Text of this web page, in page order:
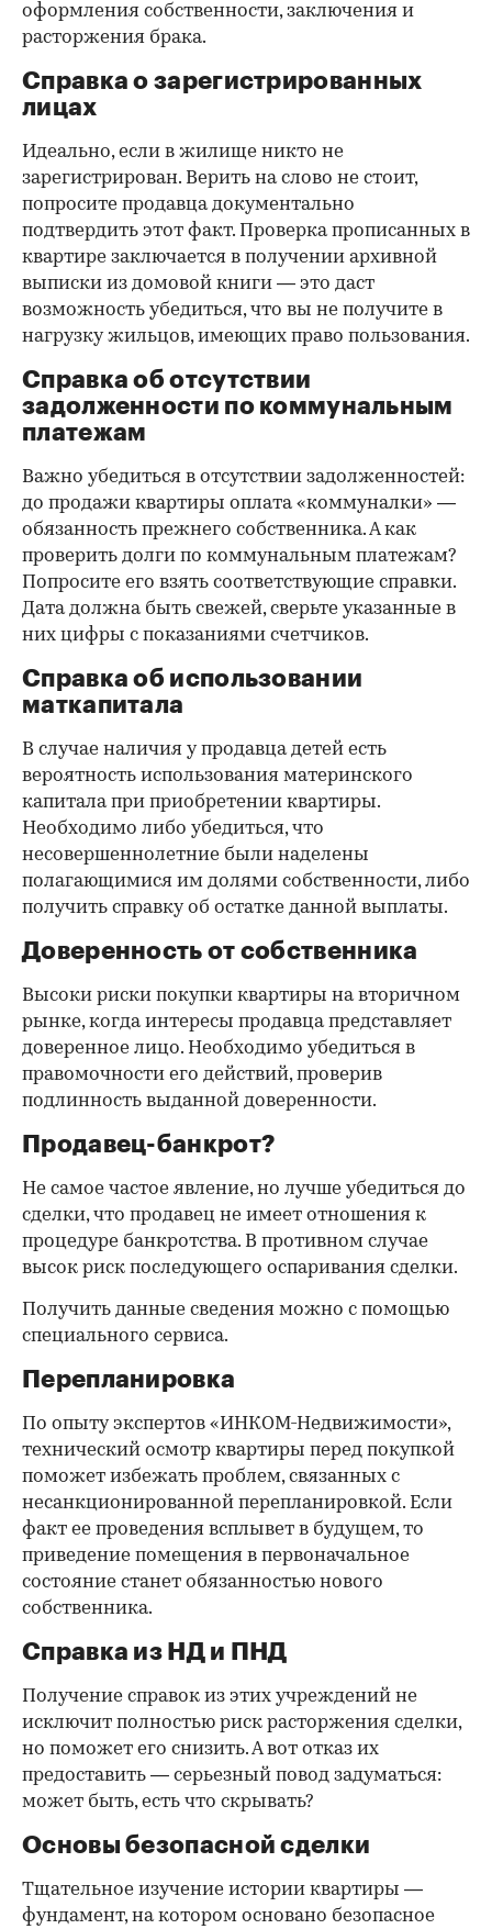
оформления собственности, заключения и
расторжения брака.
Справка о зарегистрированных
лицах
Идеально, если в жилище никто не
зарегистрирован. Верить на слово не стоит,
попросите продавца документально
подтвердить этот факт. Проверка прописанных в
квартире заключается в получении архивной
выписки из домовой книги — это даст
возможность убедиться, что вы не получите в
нагрузку жильцов, имеющих право пользования.
Справка об отсутствии
задолженности по коммунальным
платежам
Важно убедиться в отсутствии задолженностей:
до продажи квартиры оплата «коммуналки» —
обязанность прежнего собственника. А как
проверить долги по коммунальным платежам?
Попросите его взять соответствующие справки.
Дата должна быть свежей, сверьте указанные в
них цифры с показаниями счетчиков.
Справка об использовании
маткапитала
В случае наличия у продавца детей есть
вероятность использования материнского
капитала при приобретении квартиры.
Необходимо либо убедиться, что
несовершеннолетние были наделены
полагающимися им долями собственности, либо
получить справку об остатке данной выплаты.
Доверенность от собственника
Высоки риски покупки квартиры на вторичном
рынке, когда интересы продавца представляет
доверенное лицо. Необходимо убедиться в
правомочности его действий, проверив
подлинность выданной доверенности.
Продавец-банкрот?
Не самое частое явление, но лучше убедиться до
сделки, что продавец не имеет отношения к
процедуре банкротства. В противном случае
высок риск последующего оспаривания сделки.
Получить данные сведения можно с помощью
специального сервиса.
Перепланировка
По опыту экспертов «ИНКОМ-Недвижимости»,
технический осмотр квартиры перед покупкой
поможет избежать проблем, связанных с
несанкционированной перепланировкой. Если
факт ее проведения всплывет в будущем, то
приведение помещения в первоначальное
состояние станет обязанностью нового
собственника.
Справка из НД и ПНД
Получение справок из этих учреждений не
исключит полностью риск расторжения сделки,
но поможет его снизить. А вот отказ их
предоставить — серьезный повод задуматься:
может быть, есть что скрывать?
Основы безопасной сделки
Тщательное изучение истории квартиры —
фундамент, на котором основано безопасное